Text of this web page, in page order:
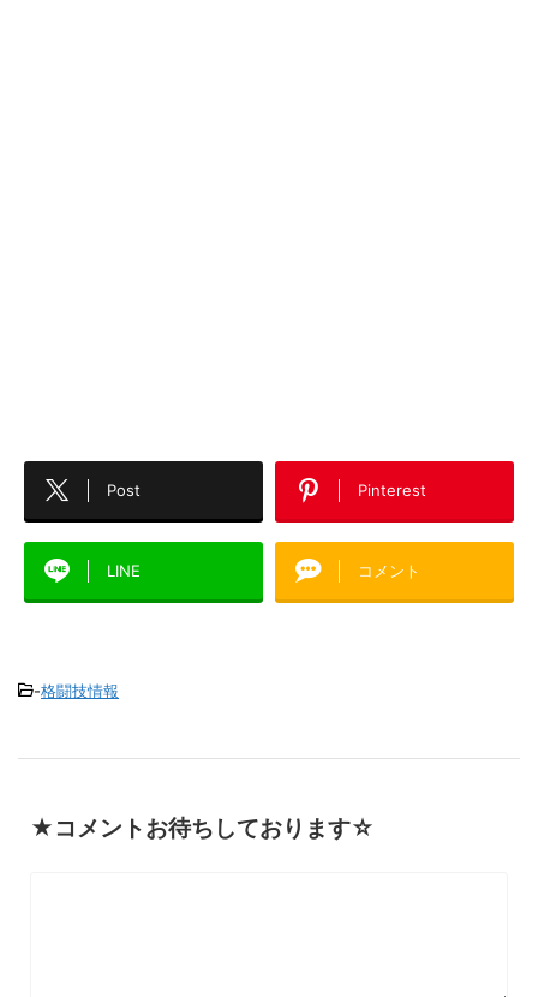
Post Pinterest
LINE コメント
-格闘技情報
★コメントお待ちしております☆